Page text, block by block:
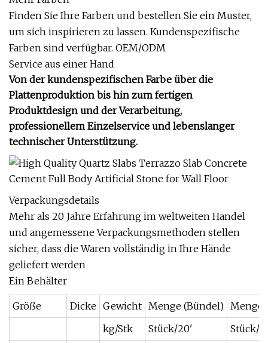
Finden Sie Ihre Farben und bestellen Sie ein Muster,
um sich inspirieren zu lassen. Kundenspezifische
Farben sind verfügbar. OEM/ODM
Service aus einer Hand
Von der kundenspezifischen Farbe über die
Plattenproduktion bis hin zum fertigen
Produktdesign und der Verarbeitung,
professionellem Einzelservice und lebenslanger
technischer Unterstützung.
Verpackungsdetails
Mehr als 20 Jahre Erfahrung im weltweiten Handel
und angemessene Verpackungsmethoden stellen
sicher, dass die Waren vollständig in Ihre Hände
geliefert werden
Ein Behälter
Größe Dicke Gewicht Menge (Bündel) Menge
kg/Stk
Stück/20' Stück/